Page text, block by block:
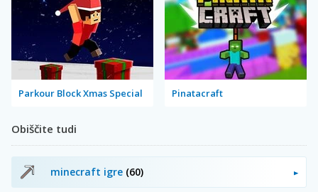
Parkour Block Xmas Special Pinatacraft
Obiščite tudi
minecraft igre (60)